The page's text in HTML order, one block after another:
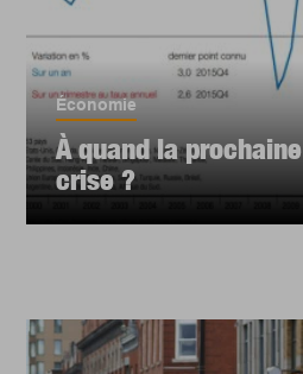
Économie
À quand la prochaine
crise ?